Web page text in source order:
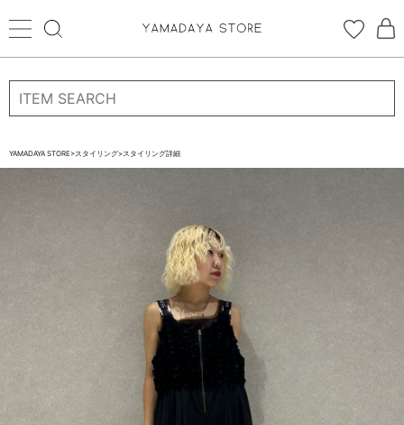
ログイン 新規会員登録
STORE BRAND・LABELから探す
すべての商品
YAMADAYA STORE>スタイリング>スタイリング詳細